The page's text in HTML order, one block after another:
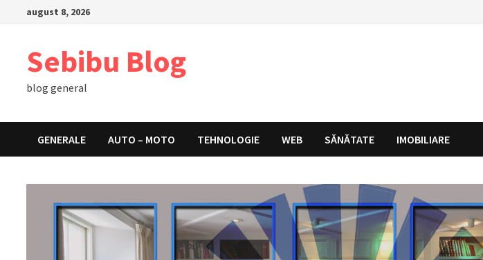
august 8, 2026
Sebibu Blog
blog general
GENERALE AUTO – MOTO TEHNOLOGIE WEB SĂNĂTATE IMOBILIARE